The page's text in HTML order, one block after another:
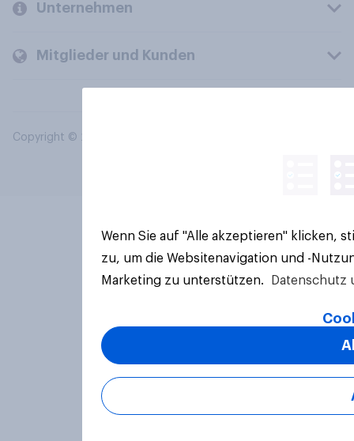
Unternehmen
Mitglieder und Kunden
Copyright © 2026 YouGov PLC. Alle Rechte vorbehalten.
Wenn Sie auf "Alle akzeptieren" klicken,
zu, um die Websitenavigation und -
Marketing zu unterstützen.
Datenschutz